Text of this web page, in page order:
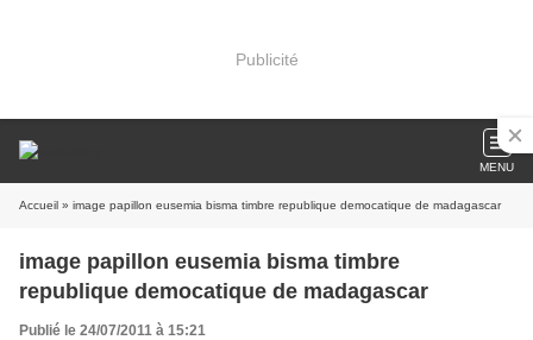
Publicité
MENU
Accueil » image papillon eusemia bisma timbre republique democatique de madagascar
image papillon eusemia bisma timbre
republique democatique de madagascar
Publié le 24/07/2011 à 15:21